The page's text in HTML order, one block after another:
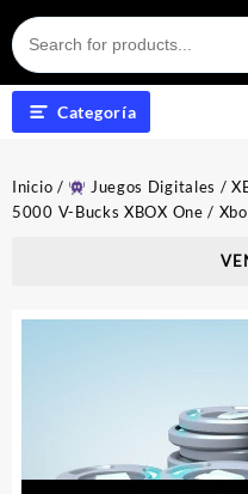
Categoría
Inicio / Juegos Digitales /
5000 V-Bucks XBOX One /